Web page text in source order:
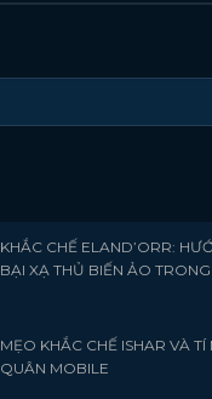
KHẮC CHẾ ELAND’ORR:
BẠI XẠ THỦ BIẾN ẢO
MẸO KHẮC CHẾ ISHAR VÀ TÍ
QUÂN MOBILE